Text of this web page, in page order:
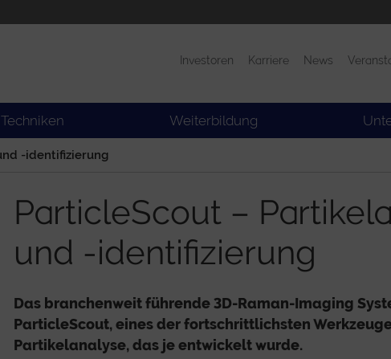
Veranstaltungen
Investoren Karriere News
Techniken Weiterbildung
-identifizierung
ParticleScout –
und -identifizierung
Das branchenweit führende 3D-Raman-Imaging
ParticleScout, eines der fortschrittlichsten
Partikelanalyse, das je entwickelt wurde.